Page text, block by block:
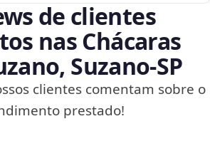
de clientes
nas Chácaras
Suzano‑SP
clientes comentam sobre o
prestado!